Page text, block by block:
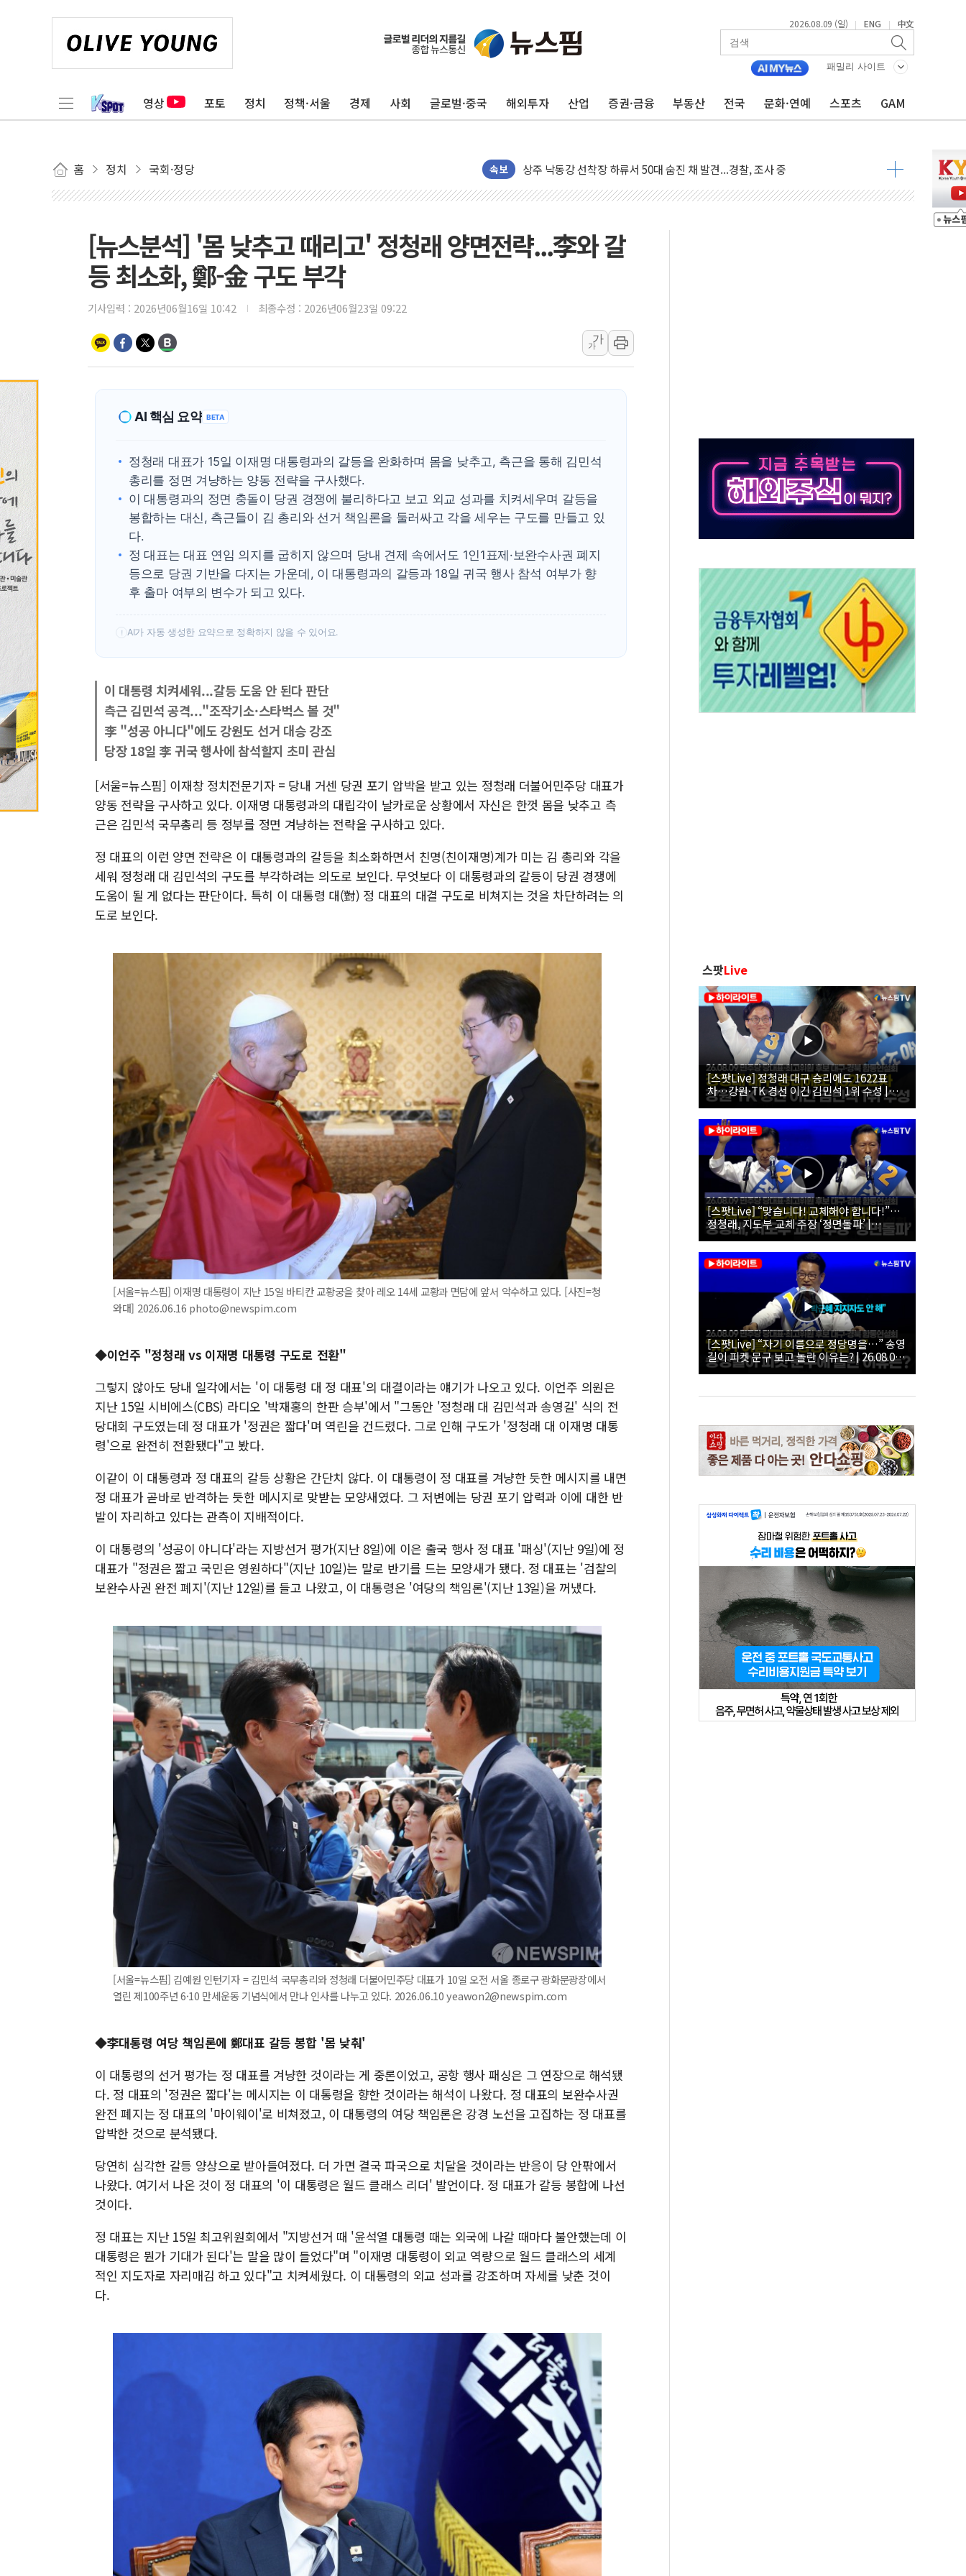
2026.08.09 (일) | ENG | 中文
패밀리 사이트
영상 포토 정치 정책·서울 경제 사회 글로벌·중국 해외투자 산업 증권·금융 부동산 전국 문화·연예 스포츠 GAM
홈 정치 국회·정당 속보
평택 진위면 공장서 질식사고 발생…작업자 1명 숨져
포항 블루밸리 국가산단에 '철강 AI융합실증센터' 들어선다
[종합] 김민석, 정청래에 누적 1.48%p 차 선두 유지...金 46.01% vs 鄭 44.53%
민주당 경북도당위원장에 오중기 당선...합산득표율 68.63%
김민석, 강원·대구·경북 경선서 정청래에 승리…金 48.54% vs 鄭 44.40%
[속보] 민주, 강원·대구·경북 경선 결과...김민석 48.54% 정청래 44.40%
정재헌 CEO, SKT 장기고객 400명 맞이…"마음 잇는 시간 되길"
최태원, 노소영에 9440억 지급 확정되나…재상고 앞두고 막판 셈법
홈플러스發 대형마트 판매, 역대 최대폭 감소한 9.4%↓…유통업계 양극화 심화
윤준병·이해민 의원, '정부 특사'로 콜롬비아 대통령 취임식 참석
'호우·산사태 주의보' 울진 시간당 30mm 강한 비...호우 피해 없어
여야, 황희 '버스 하우스' 공방…野 "청년 우롱 기괴" vs 與 "송구한 해프닝"
[뉴스분석] '몸 낮추고 때리고' 정청래 양면전략...李와 갈
등 최소화, 鄭-金 구도 부각
기사입력 : 2026년06월16일 10:42 최종수정 : 2026년06월23일 09:22
가
가
AI 핵심 요약 BETA
정청래 대표가 15일 이재명 대통령과의 갈등을 완화하며 몸을 낮추고, 측근을 통해 김민석
총리를 정면 겨냥하는 양동 전략을 구사했다.
이 대통령과의 정면 충돌이 당권 경쟁에 불리하다고 보고 외교 성과를 치켜세우며 갈등을
봉합하는 대신, 측근들이 김 총리와 선거 책임론을 둘러싸고 각을 세우는 구도를 만들고 있
다.
정 대표는 대표 연임 의지를 굽히지 않으며 당내 견제 속에서도 1인1표제·보완수사권 폐지
등으로 당권 기반을 다지는 가운데, 이 대통령과의 갈등과 18일 귀국 행사 참석 여부가 향
후 출마 여부의 변수가 되고 있다.
! AI가 자동 생성한 요약으로 정확하지 않을 수 있어요.
이 대통령 치켜세워...갈등 도움 안 된다 판단
측근 김민석 공격..."조작기소·스타벅스 볼 것"
李 "성공 아니다"에도 강원도 선거 대승 강조
당장 18일 李 귀국 행사에 참석할지 초미 관심
[서울=뉴스핌] 이재창 정치전문기자 = 당내 거센 당권 포기 압박을 받고 있는 정청래 더불어민주당 대표가
양동 전략을 구사하고 있다. 이재명 대통령과의 대립각이 날카로운 상황에서 자신은 한껏 몸을 낮추고 측
근은 김민석 국무총리 등 정부를 정면 겨냥하는 전략을 구사하고 있다.
정 대표의 이런 양면 전략은 이 대통령과의 갈등을 최소화하면서 친명(친이재명)계가 미는 김 총리와 각을
세워 정청래 대 김민석의 구도를 부각하려는 의도로 보인다. 무엇보다 이 대통령과의 갈등이 당권 경쟁에
도움이 될 게 없다는 판단이다. 특히 이 대통령 대(對) 정 대표의 대결 구도로 비쳐지는 것을 차단하려는 의
도로 보인다.
[서울=뉴스핌] 이재명 대통령이 지난 15일 바티칸 교황궁을 찾아 레오 14세 교황과 면담에 앞서 악수하고 있다. [사진=청
와대] 2026.06.16 photo@newspim.com
◆이언주 "정청래 vs 이재명 대통령 구도로 전환"
그렇지 않아도 당내 일각에서는 '이 대통령 대 정 대표'의 대결이라는 얘기가 나오고 있다. 이언주 의원은
지난 15일 시비에스(CBS) 라디오 '박재홍의 한판 승부'에서 "그동안 '정청래 대 김민석과 송영길' 식의 전
당대회 구도였는데 정 대표가 '정권은 짧다'며 역린을 건드렸다. 그로 인해 구도가 '정청래 대 이재명 대통
령'으로 완전히 전환됐다"고 봤다.
이같이 이 대통령과 정 대표의 갈등 상황은 간단치 않다. 이 대통령이 정 대표를 겨냥한 듯한 메시지를 내면
정 대표가 곧바로 반격하는 듯한 메시지로 맞받는 모양새였다. 그 저변에는 당권 포기 압력과 이에 대한 반
발이 자리하고 있다는 관측이 지배적이다.
이 대통령의 '성공이 아니다'라는 지방선거 평가(지난 8일)에 이은 출국 행사 정 대표 '패싱'(지난 9일)에 정
대표가 "정권은 짧고 국민은 영원하다"(지난 10일)는 말로 반기를 드는 모양새가 됐다. 정 대표는 '검찰의
보완수사권 완전 폐지'(지난 12일)를 들고 나왔고, 이 대통령은 '여당의 책임론'(지난 13일)을 꺼냈다.
[서울=뉴스핌] 김예원 인턴기자 = 김민석 국무총리와 정청래 더불어민주당 대표가 10일 오전 서울 종로구 광화문광장에서
열린 제100주년 6·10 만세운동 기념식에서 만나 인사를 나누고 있다. 2026.06.10 yeawon2@newspim.com
◆李대통령 여당 책임론에 鄭대표 갈등 봉합 '몸 낮춰'
이 대통령의 선거 평가는 정 대표를 겨냥한 것이라는 게 중론이었고, 공항 행사 패싱은 그 연장으로 해석됐
다. 정 대표의 '정권은 짧다'는 메시지는 이 대통령을 향한 것이라는 해석이 나왔다. 정 대표의 보완수사권
완전 폐지는 정 대표의 '마이웨이'로 비쳐졌고, 이 대통령의 여당 책임론은 강경 노선을 고집하는 정 대표를
압박한 것으로 분석됐다.
당연히 심각한 갈등 양상으로 받아들여졌다. 더 가면 결국 파국으로 치달을 것이라는 반응이 당 안팎에서
나왔다. 여기서 나온 것이 정 대표의 '이 대통령은 월드 클래스 리더' 발언이다. 정 대표가 갈등 봉합에 나선
것이다.
정 대표는 지난 15일 최고위원회에서 "지방선거 때 '윤석열 대통령 때는 외국에 나갈 때마다 불안했는데 이
대통령은 뭔가 기대가 된다'는 말을 많이 들었다"며 "이재명 대통령이 외교 역량으로 월드 클래스의 세계
적인 지도자로 자리매김 하고 있다"고 치켜세웠다. 이 대통령의 외교 성과를 강조하며 자세를 낮춘 것이
다.
스팟Live
[스팟Live] 정청래 대구 승리에도 1622표
차…강원·TK 경선 이긴 김민석 1위 수성 |
26.08.09 더불어민주당 당대표·최고위원 후
보 대구·경북 합동연설회
[스팟Live] “맞습니다! 교체해야 합니다!”…
정청래, 지도부 교체 주장 ‘정면돌파’ |
26.08.09 더불어민주당 당대표·최고위원 후
보 대구·경북 합동연설회
[스팟Live] “자기 이름으로 정당명을…” 송영
길이 피켓 문구 보고 놀란 이유는? | 26.08.09
더불어민주당 당대표·최고위원 후보 대구·경